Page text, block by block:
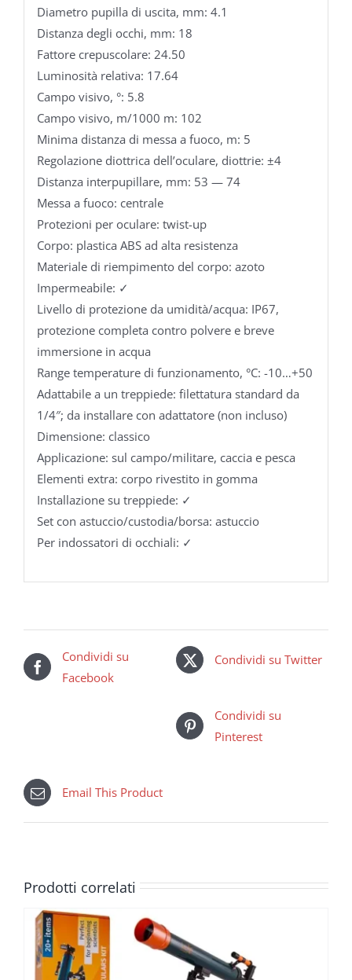
Diametro pupilla di uscita, mm: 4.1
Distanza degli occhi, mm: 18
Fattore crepuscolare: 24.50
Luminosità relativa: 17.64
Campo visivo, °: 5.8
Campo visivo, m/1000 m: 102
Minima distanza di messa a fuoco, m: 5
Regolazione diottrica dell’oculare, diottrie: ±4
Distanza interpupillare, mm: 53 — 74
Messa a fuoco: centrale
Protezioni per oculare: twist-up
Corpo: plastica ABS ad alta resistenza
Materiale di riempimento del corpo: azoto
Impermeabile: ✓
Livello di protezione da umidità/acqua: IP67,
protezione completa contro polvere e breve
immersione in acqua
Range temperature di funzionamento, °C: -10…+50
Adattabile a un treppiede: filettatura standard da
1/4″; da installare con adattatore (non incluso)
Dimensione: classico
Applicazione: sul campo/militare, caccia e pesca
Elementi extra: corpo rivestito in gomma
Installazione su treppiede: ✓
Set con astuccio/custodia/borsa: astuccio
Per indossatori di occhiali: ✓
Condividi su
Facebook
Condividi su Twitter
Condividi su
Pinterest
Email This Product
Prodotti correlati